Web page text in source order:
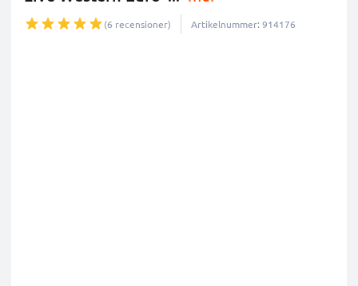
(6 recensioner) Artikelnummer: 914176